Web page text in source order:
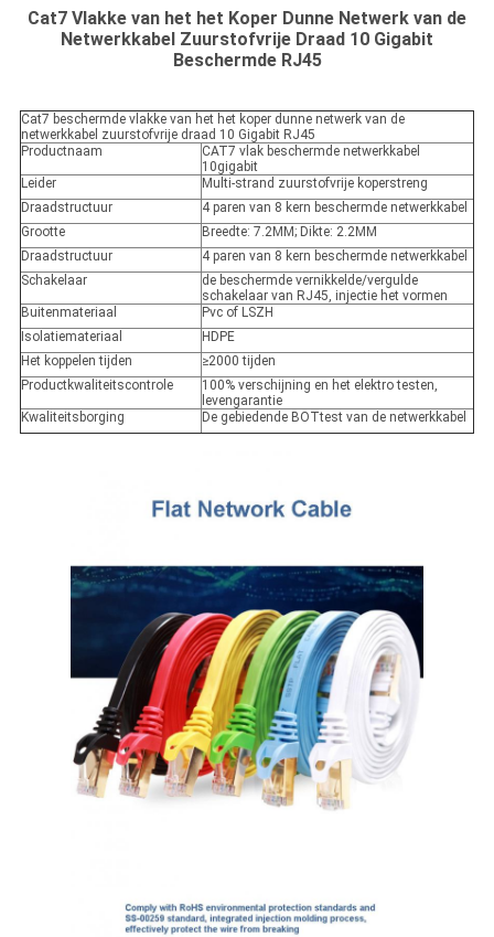
Cat7 Vlakke van het het Koper Dunne Netwerk van de
Netwerkkabel Zuurstofvrije Draad 10 Gigabit
Beschermde RJ45
Cat7 beschermde vlakke van het het koper dunne netwerk van de
netwerkkabel zuurstofvrije draad 10 Gigabit RJ45
Productnaam
CAT7 vlak beschermde netwerkkabel
10gigabit
Leider
Multi-strand zuurstofvrije koperstreng
Draadstructuur
4 paren van 8 kern beschermde netwerkkabel
Grootte
Breedte: 7.2MM; Dikte: 2.2MM
Draadstructuur
4 paren van 8 kern beschermde netwerkkabel
Schakelaar
de beschermde vernikkelde/vergulde
schakelaar van RJ45, injectie het vormen
Buitenmateriaal
Pvc of LSZH
Isolatiemateriaal
HDPE
Het koppelen tijden
≥2000 tijden
Productkwaliteitscontrole
100% verschijning en het elektro testen,
levengarantie
Kwaliteitsborging
De gebiedende BOTtest van de netwerkkabel